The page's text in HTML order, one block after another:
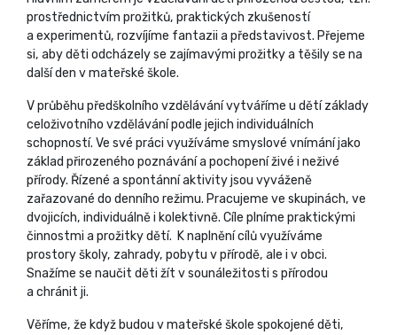
prostřednictvím prožitků, praktických zkušeností
a experimentů, rozvíjíme fantazii a představivost. Přejeme
si, aby děti odcházely se zajímavými prožitky a těšily se na
další den v mateřské škole.
V průběhu předškolního vzdělávání vytváříme u dětí základy
celoživotního vzdělávání podle jejich individuálních
schopností. Ve své práci využíváme smyslové vnímání jako
základ přirozeného poznávání a pochopení živé i neživé
přírody. Řízené a spontánní aktivity jsou vyváženě
zařazované do denního režimu. Pracujeme ve skupinách, ve
dvojicích, individuálně i kolektivně. Cíle plníme praktickými
činnostmi a prožitky dětí. K naplnění cílů využíváme
prostory školy, zahrady, pobytu v přírodě, ale i v obci.
Snažíme se naučit děti žít v sounáležitosti s přírodou
a chránit ji.
Věříme, že když budou v mateřské škole spokojené děti,